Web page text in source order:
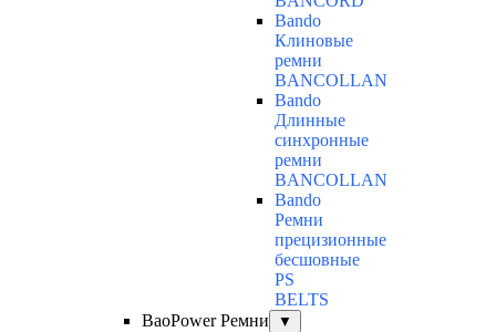
Bando
Клиновые
ремни
BANCOLLAN
Bando
Длинные
синхронные
ремни
BANCOLLAN
Bando
Ремни
прецизионные
бесшовные
PS
BELTS
BaoPower Ремни
▼